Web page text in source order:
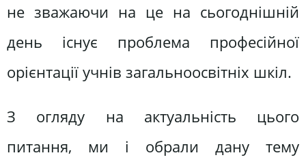
не зважаючи на це на сьогоднішній
день існує проблема професійної
орієнтації учнів загальноосвітніх шкіл.
З огляду на актуальність цього
питання, ми і обрали дану тему